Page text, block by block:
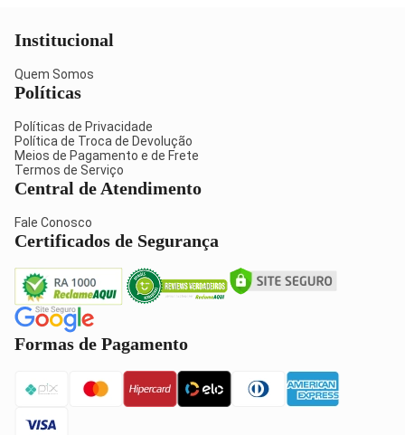
Institucional
Quem Somos
Políticas
Políticas de Privacidade
Política de Troca de Devolução
Meios de Pagamento e de Frete
Termos de Serviço
Central de Atendimento
Fale Conosco
Certificados de Segurança
Formas de Pagamento